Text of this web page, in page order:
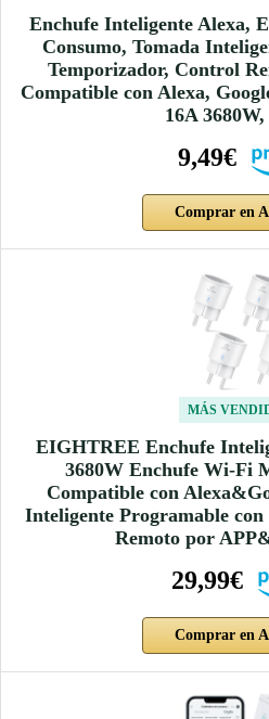
Enchufe Inteligente Alexa,
Consumo, Tomada
Temporizador, Control
Compatible con Alexa,
16A
9,49€
Comprar en
MÁS
EIGHTREE Enchufe
3680W Enchufe Wi-Fi
Compatible con
Inteligente Programable
Remoto por
29,99€
Comprar en